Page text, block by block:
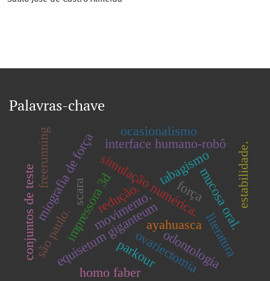
Palavras-chave
impressora 3d
scara simulação numérica.
equisetum giganteumovariectomia
miografia de força interface humano-robô
ayahuasca
tabagismo
redução.
ocasionalismo
força
movimento.
odontologia
mucosa oral.
parkour
freerunning
são paulo.
conjuntos de teste literatura
estabilidade.
homo faber